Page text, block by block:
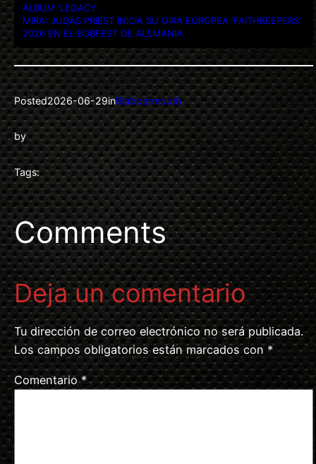
ÁLBUM ‘LEGACY’.
MIRA: JUDAS PRIEST INICIA SU GIRA EUROPEA ‘FAITHKEEPERS’
2026 EN EL BOBFEST DE ALEMANIA.
Posted2026-06-29inBlabbermouth
by
Tags:
Comments
Deja un comentario
Tu dirección de correo electrónico no será publicada.
Los campos obligatorios están marcados con *
Comentario*